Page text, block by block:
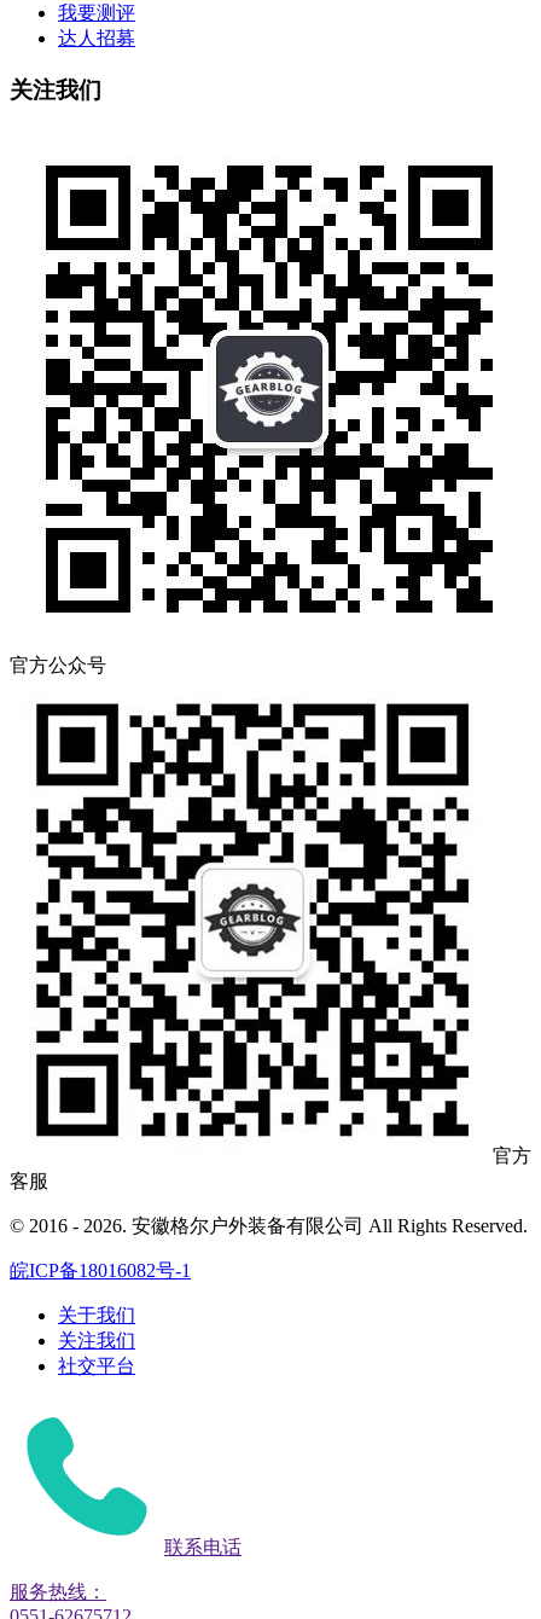
我要测评
达人招募
关注我们
官方公众号
官方
客服
© 2016 - 2026. 安徽格尔户外装备有限公司 All Rights Reserved.
皖ICP备18016082号-1
关于我们
关注我们
社交平台
联系电话
服务热线：